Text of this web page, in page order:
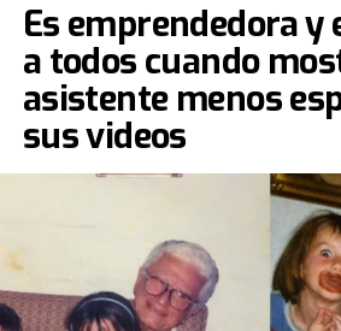
Es emprendedora y
a todos cuando
asistente menos
sus videos